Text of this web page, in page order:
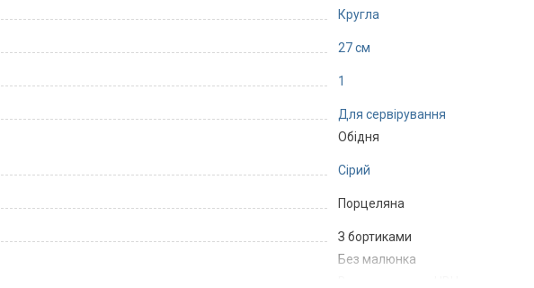
Кругла
27 см
1
Для сервірування
Обідня
Сірий
Порцеляна
З бортиками
Без малюнка